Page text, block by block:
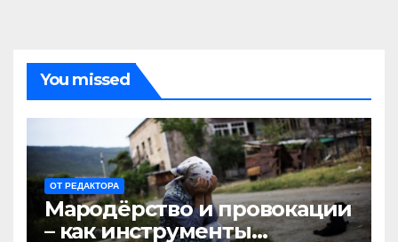
You missed
ОТ РЕДАКТОРА
Мародёрство и провокации
– как инструменты